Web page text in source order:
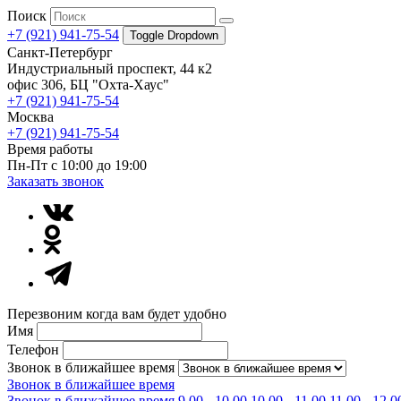
Поиск
+7 (921) 941-75-54
Toggle Dropdown
Санкт-Петербург
Индустриальный проспект, 44 к2
офис 306, БЦ "Охта-Хаус"
+7 (921) 941-75-54
Москва
+7 (921) 941-75-54
Время работы
Пн-Пт с 10:00 до 19:00
Заказать звонок
Перезвоним когда вам будет удобно
Имя
Телефон
Звонок в ближайшее время
Звонок в ближайшее время